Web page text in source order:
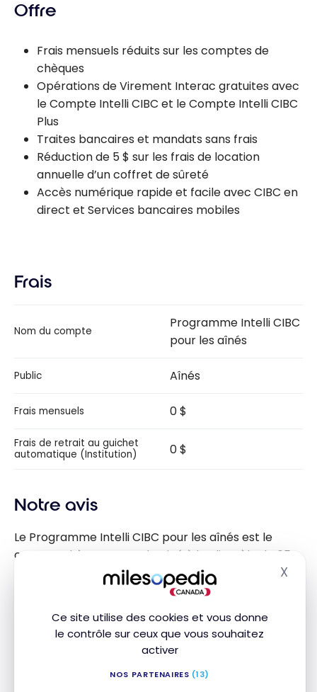
Ce site utilise des cookies et vous donne
le contrôle sur ceux que vous souhaitez
activer
NOS PARTENAIRES (13)
X
Offre
Frais mensuels réduits sur les comptes de
chèques
Opérations de Virement Interac gratuites avec
le Compte Intelli CIBC et le Compte Intelli CIBC
Plus
Traites bancaires et mandats sans frais
Réduction de 5 $ sur les frais de location
annuelle d’un coffret de sûreté
Accès numérique rapide et facile avec CIBC en
direct et Services bancaires mobiles
Frais
Nom du compte
Programme Intelli CIBC
pour les aînés
Public Aînés
Frais mensuels 0 $
Frais de retrait au guichet
automatique (Institution)
0 $
Notre avis
Le Programme Intelli CIBC pour les aînés est le
compte chèques CIBC destiné à la clientèle de 65
ans et plus. Dès que vous atteignez 65 ans, vous
devenez automatiquement admissible aux
compte.
compris les virements Interac, ainsi que de traites